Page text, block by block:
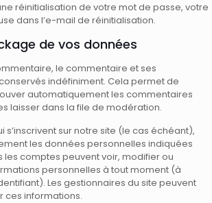
réinitialisation de votre mot de passe, votre
dans l’e-mail de réinitialisation.
de vos données
le commentaire et ses
indéfiniment. Cela permet de
automatiquement les commentaires
laisser dans la file de modération.
s’inscrivent sur notre site (le cas échéant),
les données personnelles indiquées
les comptes peuvent voir, modifier ou
personnelles à tout moment (à
Les gestionnaires du site peuvent
ces informations.